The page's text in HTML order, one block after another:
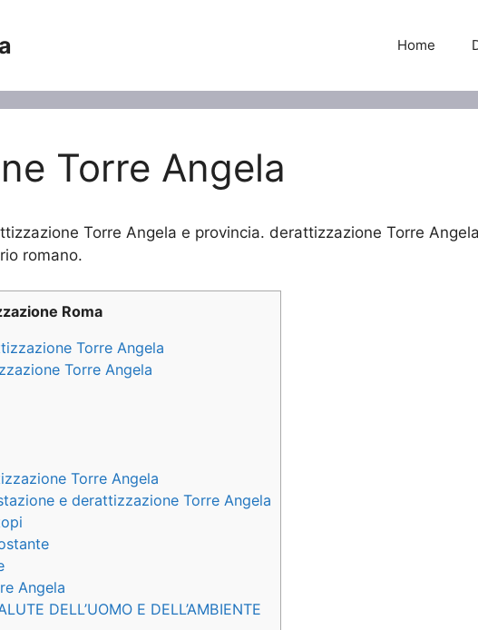
Home
Torre Angela
Torre Angela e provincia. derattizzazione Torre
romano.
Roma
Torre Angela
Torre Angela
Torre Angela
e derattizzazione Torre Angela
Angela
DELL’UOMO E DELL’AMBIENTE